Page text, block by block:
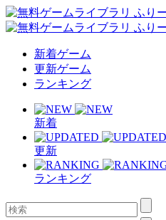
新着ゲーム
更新ゲーム
ランキング
新着
更新
ランキング